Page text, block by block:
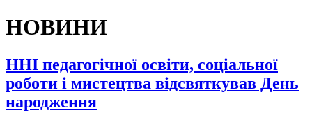
НОВИНИ
ННІ педагогічної освіти, соціальної
роботи і мистецтва відсвяткував День
народження